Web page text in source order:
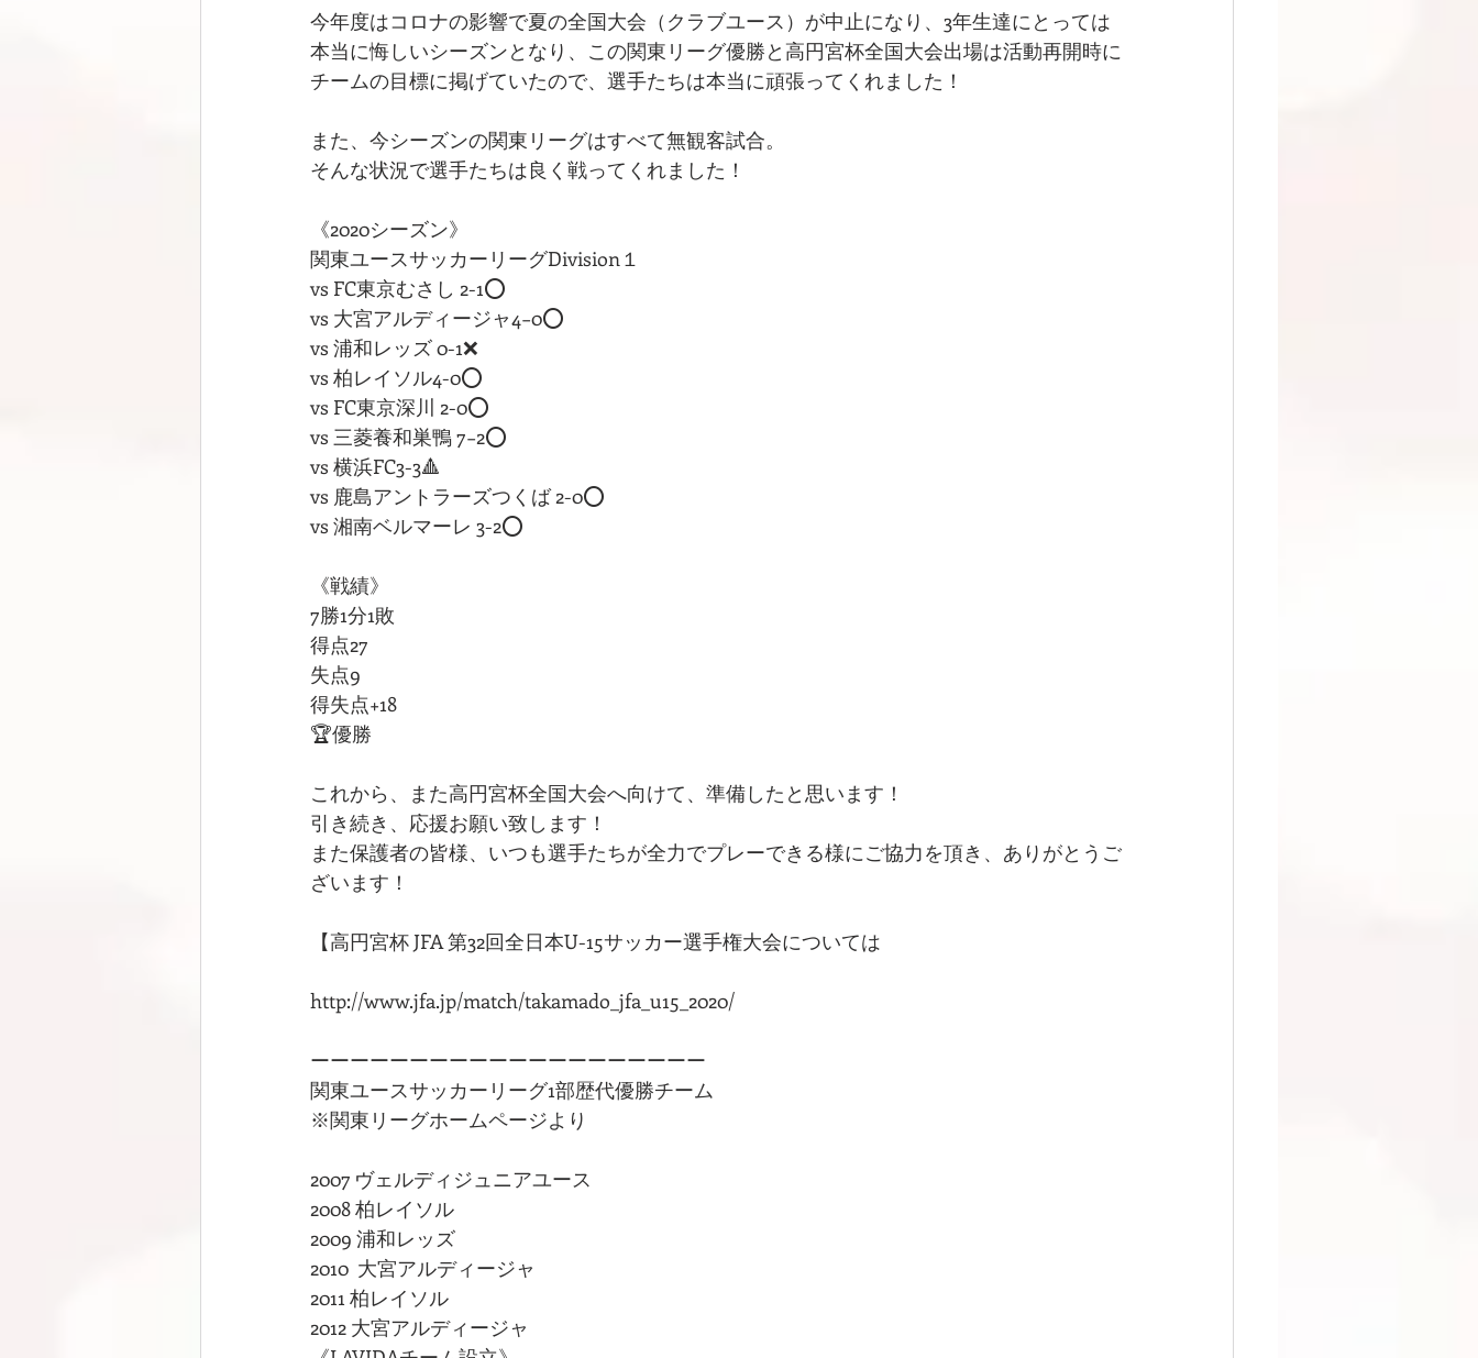
今年度はコロナの影響で夏の全国大会（クラブユース）が中止になり、3年生達にとっては
本当に悔しいシーズンとなり、この関東リーグ優勝と高円宮杯全国大会出場は活動再開時に
チームの目標に掲げていたので、選手たちは本当に頑張ってくれました！
また、今シーズンの関東リーグはすべて無観客試合。
そんな状況で選手たちは良く戦ってくれました！
《2020シーズン》
関東ユースサッカーリーグDivision１
vs FC東京むさし 2-1⭕
vs 大宮アルディージャ4−0⭕
vs 浦和レッズ 0-1❌
vs 柏レイソル4-0⭕
vs FC東京深川 2-0⭕
vs 三菱養和巣鴨 7−2⭕
vs 横浜FC3-3🔺
vs 鹿島アントラーズつくば 2-0⭕
vs 湘南ベルマーレ 3-2⭕
《戦績》
7勝1分1敗
得点27
失点9
得失点+18
🏆優勝
これから、また高円宮杯全国大会へ向けて、準備したと思います！
引き続き、応援お願い致します！
また保護者の皆様、いつも選手たちが全力でプレーできる様にご協力を頂き、ありがとうご
ざいます！
【高円宮杯 JFA 第32回全日本U-15サッカー選手権大会については
http://www.jfa.jp/match/takamado_jfa_u15_2020/
ーーーーーーーーーーーーーーーーーーーー
関東ユースサッカーリーグ1部歴代優勝チーム
※関東リーグホームページより
2007 ヴェルディジュニアユース
2008 柏レイソル
2009 浦和レッズ
2010  大宮アルディージャ
2011 柏レイソル
2012 大宮アルディージャ